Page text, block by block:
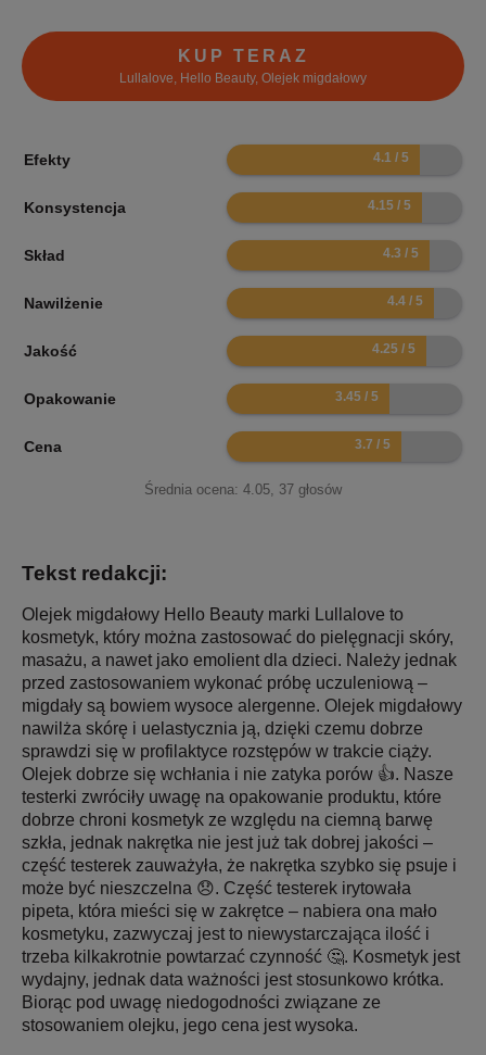
KUP TERAZ
Lullalove, Hello Beauty, Olejek migdałowy
Efekty 8.2
Konsystencja 8.3
Skład 8.6
Nawilżenie 8.8
Jakość 8.5
Opakowanie 6.9
Cena 7.4
Średnia ocena: 4.05 37 głosów
Tekst redakcji:
Olejek migdałowy Hello Beauty marki Lullalove to
kosmetyk, który można zastosować do pielęgnacji skóry,
masażu, a nawet jako emolient dla dzieci. Należy jednak
przed zastosowaniem wykonać próbę uczuleniową –
migdały są bowiem wysoce alergenne. Olejek migdałowy
nawilża skórę i uelastycznia ją, dzięki czemu dobrze
sprawdzi się w profilaktyce rozstępów w trakcie ciąży.
Olejek dobrze się wchłania i nie zatyka porów 👍. Nasze
testerki zwróciły uwagę na opakowanie produktu, które
dobrze chroni kosmetyk ze względu na ciemną barwę
szkła, jednak nakrętka nie jest już tak dobrej jakości –
część testerek zauważyła, że nakrętka szybko się psuje i
może być nieszczelna 😞. Część testerek irytowała
pipeta, która mieści się w zakrętce – nabiera ona mało
kosmetyku, zazwyczaj jest to niewystarczająca ilość i
trzeba kilkakrotnie powtarzać czynność 🤔. Kosmetyk jest
wydajny, jednak data ważności jest stosunkowo krótka.
Biorąc pod uwagę niedogodności związane ze
stosowaniem olejku, jego cena jest wysoka.